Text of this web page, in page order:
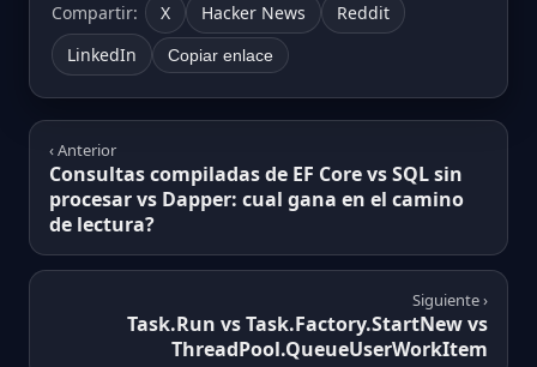
Compartir: X Hacker News
Reddit
LinkedIn
Copiar enlace
‹ Anterior
Consultas compiladas de EF Core vs SQL sin
procesar vs Dapper: cual gana en el camino
de lectura?
Siguiente ›
Task.Run vs Task.Factory.StartNew vs
ThreadPool.QueueUserWorkItem